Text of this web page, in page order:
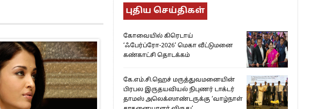
அன்புமணி ராமதாஸ்
சிதம்பரம்
புதிய செய்திகள்
கோவையில் கிரெடாய்
‘ஃபேர்ப்ரோ-2026’ மெகா வீட்டுமனை
கண்காட்சி தொடக்கம்
கே.எம்.சி.ஹெச் மருத்துவமனையின்
பிரபல இருதயவியல் நிபுணர் டாக்டர்
தாமஸ் அலெக்ஸாண்டருக்கு ‘வாழ்நாள்